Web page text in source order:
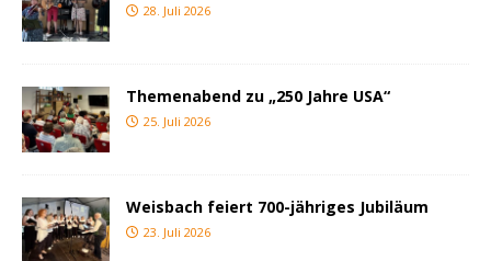
28. Juli 2026
Themenabend zu „250 Jahre USA“
25. Juli 2026
Weisbach feiert 700-jähriges Jubiläum
23. Juli 2026